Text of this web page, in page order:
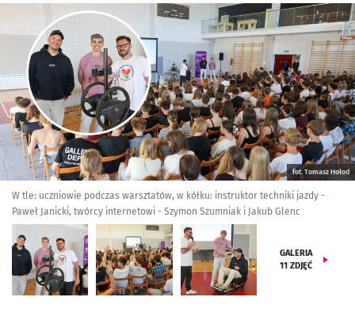
Kliknij, aby zobaczyć galerię
Kliknij, aby powiększyć
fot. Tomasz Hołod
W tle: uczniowie podczas warsztatów, w kółku: instruktor techniki jazdy -
Paweł Janicki, twórcy internetowi - Szymon Szumniak i Jakub Glenc
GALERIA
11 ZDJĘĆ